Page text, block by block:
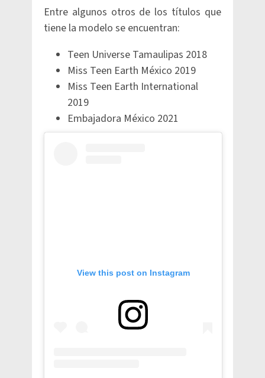
Entre algunos otros de los títulos que
tiene la modelo se encuentran:
Teen Universe Tamaulipas 2018
Miss Teen Earth México 2019
Miss Teen Earth International
2019
Embajadora México 2021
View this post on Instagram